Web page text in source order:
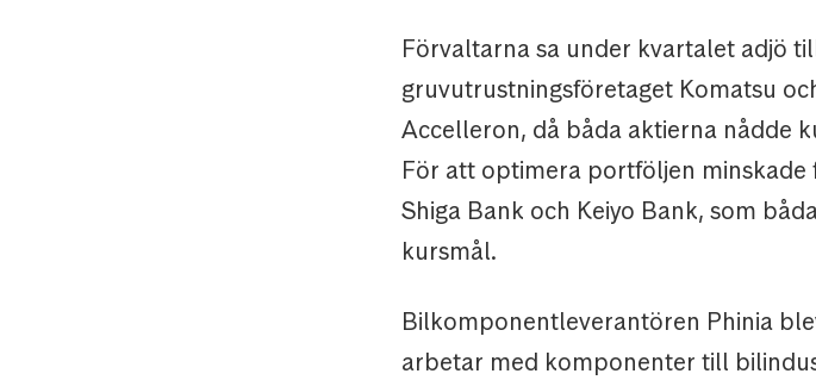
Förvaltarna sa under kvartalet adjö
gruvutrustningsföretaget Komatsu
Accelleron, då båda aktierna nådde
För att optimera portföljen
Shiga Bank och Keiyo Bank, som
kursmål.
Bilkomponentleverantören Phinia
arbetar med komponenter till